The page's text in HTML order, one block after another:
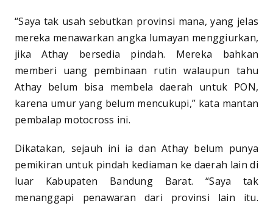
“Saya tak usah sebutkan provinsi mana, yang jelas
mereka menawarkan angka lumayan menggiurkan,
jika Athay bersedia pindah. Mereka bahkan
memberi uang pembinaan rutin walaupun tahu
Athay belum bisa membela daerah untuk PON,
karena umur yang belum mencukupi,” kata mantan
pembalap motocross ini.
Dikatakan, sejauh ini ia dan Athay belum punya
pemikiran untuk pindah kediaman ke daerah lain di
luar Kabupaten Bandung Barat. “Saya tak
menanggapi penawaran dari provinsi lain itu.